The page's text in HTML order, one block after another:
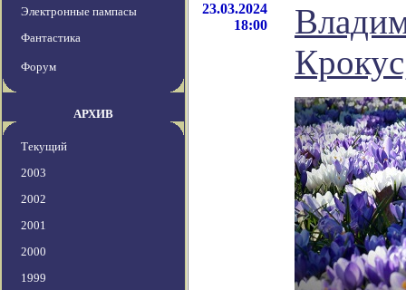
Электронные пампасы
Фантастика
Форум
АРХИВ
Текущий
2003
2002
2001
2000
1999
23.03.2024
18:00